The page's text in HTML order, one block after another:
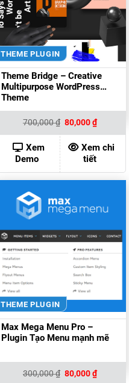
THEME PLUGIN
Theme Bridge – Creative
Multipurpose WordPress
Theme
700,000₫ Giá
gốc
là:
700,000 ₫.
80,000₫Giá
hiện
tại
là:
80,000
Xem
Demo
Xem chi
tiết
THEME PLUGIN
Max Mega Menu Pro –
Plugin Tạo Menu mạnh mẽ
300,000₫ Giá
gốc
80,000₫Giá
hiện